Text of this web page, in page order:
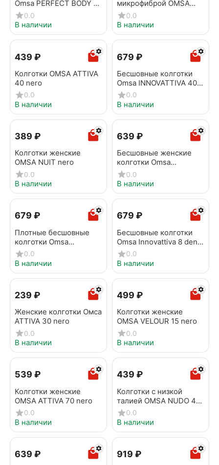
Omsa PERFECT BODY 50
nero0.0
В наличии
микрофиброй OMSA
VELOUR 70 nero
0.0
В наличии
‍439‍ ₽
Колготки OMSA ATTIVA
40 nero
0.0
В наличии
‍679‍ ₽
Бесшовные колготки
Omsa INNOVATTIVA 40
nero0.0
В наличии
‍389‍ ₽
Колготки женские
OMSA NUIT nero
0.0
В наличии
‍639‍ ₽
Бесшовные женские
колготки Omsa
Innovattiva 20 nero
0.0
В наличии
‍679‍ ₽
Плотные бесшовные
колготки Omsa
INNOVATTIVA 70 MICRO
nero
0.0
В наличии
‍679‍ ₽
Бесшовные колготки
Omsa Innovattiva 8 den
nero0.0
В наличии
‍239‍ ₽
Женские колготки Омса
ATTIVA 30 nero
0.0
В наличии
‍499‍ ₽
Колготки женские
OMSA VELOUR 15 nero
0.0
В наличии
‍539‍ ₽
Колготки женские
OMSA ATTIVA 70 nero
0.0
В наличии
‍439‍ ₽
Колготки с низкой
талией OMSA NUDO 40
Vita Bassa Nero
0.0
В наличии
‍639‍ ₽ ‍919‍ ₽